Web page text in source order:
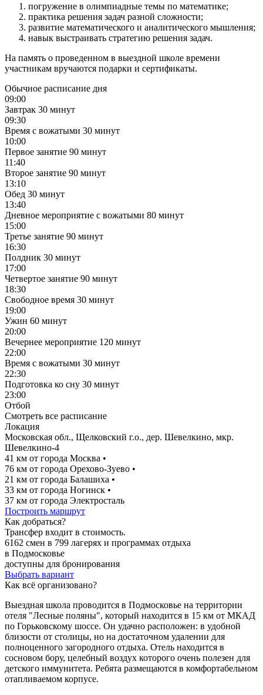
погружение в олимпиадные темы по математике;
практика решения задач разной сложности;
развитие математического и аналитического мышления;
навык выстраивать стратегию решения задач.
На память о проведенном в выездной школе времени
участникам вручаются подарки и сертификаты.
Обычное расписание дня
09:00
Завтрак 30 минут
09:30
Время с вожатыми 30 минут
10:00
Первое занятие 90 минут
11:40
Второе занятие 90 минут
13:10
Обед 30 минут
13:40
Дневное мероприятие с вожатыми 80 минут
15:00
Третье занятие 90 минут
16:30
Полдник 30 минут
17:00
Четвертое занятие 90 минут
18:30
Свободное время 30 минут
19:00
Ужин 60 минут
20:00
Вечернее мероприятие 120 минут
22:00
Время с вожатыми 30 минут
22:30
Подготовка ко сну 30 минут
23:00
Отбой
Смотреть все расписание
Локация
Mосковская обл., Щелковский г.о., дер. Шевелкино, мкр.
Шевелкино-4
41 км от города Москва •
76 км от города Орехово-Зуево •
21 км от города Балашиха •
33 км от города Ногинск •
37 км от города Электросталь
Построить маршрут
Как добраться?
Трансфер входит в стоимость.
6162 смен в 799 лагерях и программах отдыха
в Подмосковье
доступны для бронирования
Выбрать вариант
Как всё организовано?
Выездная школа проводится в Подмосковье на территории
отеля "Лесные поляны", который находится в 15 км от МКАД
по Горьковскому шоссе. Он удачно расположен: в удобной
близости от столицы, но на достаточном удалении для
полноценного загородного отдыха. Отель находится в
сосновом бору, целебный воздух которого очень полезен для
детского иммунитета. Ребята размещаются в комфортабельном
отапливаемом корпусе.